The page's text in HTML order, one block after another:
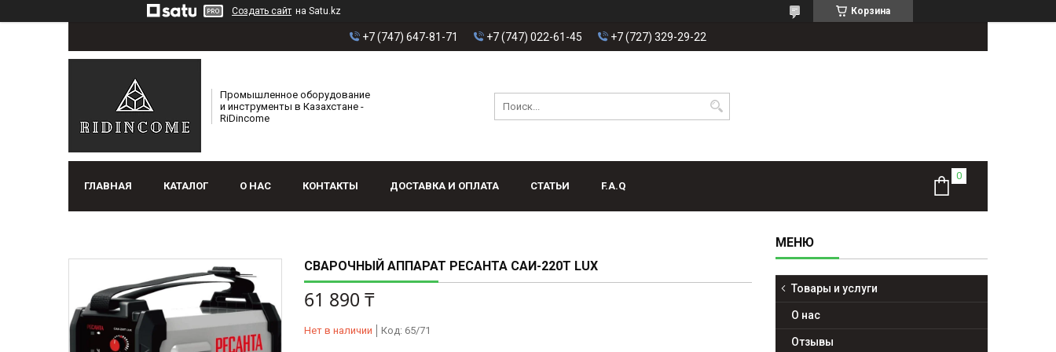
Создать сайт на Satu.kz Корзина
+7 (747) 647-81-71 +7 (747) 022-61-45 +7 (727) 329-29-22
Промышленное оборудование
и инструменты в Казахстане -
RiDincome
ГЛАВНАЯ КАТАЛОГ О НАС КОНТАКТЫ ДОСТАВКА И ОПЛАТА СТАТЬИ F.A.Q
СВАРОЧНЫЙ АППАРАТ РЕСАНТА САИ-220T LUX
61 890 ₸
Нет в наличии Код: 65/71
Товары и услуги
О нас
Отзывы